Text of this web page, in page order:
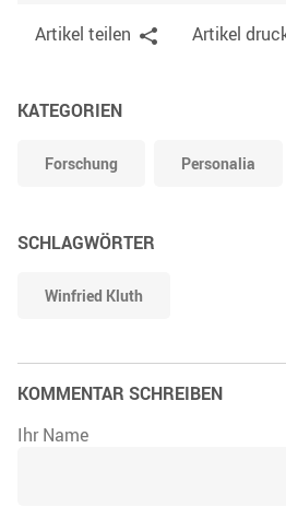
Artikel teilen Artikel
KATEGORIEN
Forschung Personalia
SCHLAGWÖRTER
Winfried Kluth
KOMMENTAR SCHREIBEN
Ihr Name